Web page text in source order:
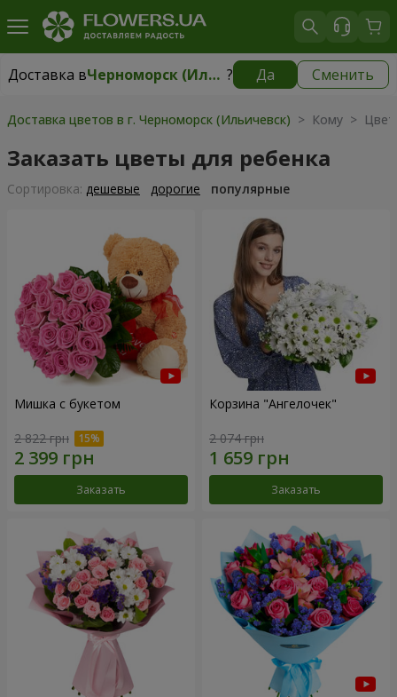
Доставка в Черноморск (Ильичевск) ? Да Сменить
Доставка вЧерноморск (Ильичевск)|бесплатно
Доставка цветов в г. Черноморск (Ильичевск) > Кому >
Заказать цветы для ребенка
Cортировка: дешевые дорогие популярные
Мишка с букетом
2 822 грн
Заказать
Корзина "Ангелочек"
2 074 грн
Заказать